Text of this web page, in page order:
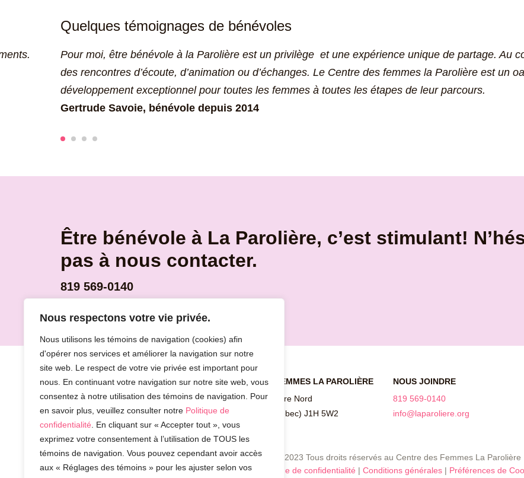
Nous respectons votre vie privée.
Nous utilisons les témoins de navigation (cookies) afin
d'opérer nos services et améliorer la navigation sur notre
site web. Le respect de votre vie privée est important pour
nous. En continuant votre navigation sur notre site web, vous
consentez à notre utilisation des témoins de navigation. Pour
en savoir plus, veuillez consulter notre Politique de
confidentialité . En cliquant sur « Accepter tout », vous
exprimez votre consentement à l’utilisation de TOUS les
témoins de navigation. Vous pouvez cependant avoir accès
aux « Réglages des témoins » pour les ajuster selon vos
Quelques témoignages de bénévoles
Pour moi, être bénévole à la Parolière est un privilège et une expérience unique de partage. Au
des rencontres d’écoute, d’animation ou d’échanges. Le Centre des femmes la Parolière est un
développement exceptionnel pour toutes les femmes à toutes les étapes de leur parcours.
Gertrude Savoie, bénévole depuis 2014
Être bénévole à La Parolière, c’est stimulant!
pas à nous contacter.
819 569-0140
CENTRE DES FEMMES LA PAROLIÈRE
217, rue Belvédère Nord
Sherbrooke (Québec) J1H 5W2
NOUS JOINDRE
819 569-0140
info@laparoliere.org
© 2023 Tous droits réservés au Centre des Femmes La Parolière
Politique de confidentialité | Conditions générales | Préférences de